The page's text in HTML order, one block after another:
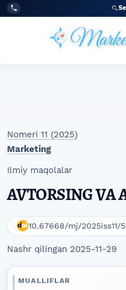
Skip to main navigation
Skip to main content
Skip to site footer
Tel:
+998977838464
Nomeri 11 (2025)
Marketing
Ilmiy maqolalar
AVTORSING VA
10.67668/mj/2025iss11/
Nashr qilingan 2025-11-29
MUALLIFLAR